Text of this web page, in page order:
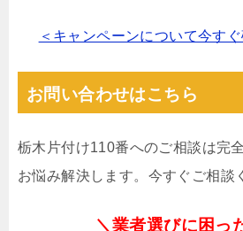
＜キャンペーンについて今す
お問い合わせはこちら
栃木片付け110番へのご相談は完
お悩み解決します。今すぐご相談
＼業者選びに困っ